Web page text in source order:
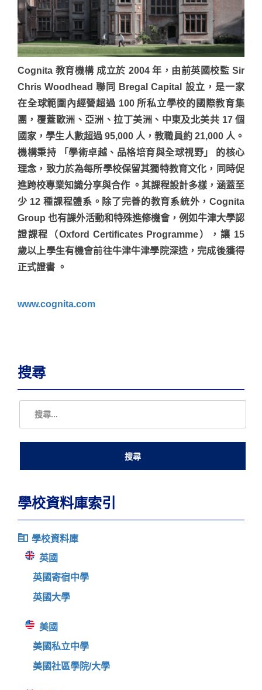
Cognita 教育機構 成立於 2004 年，由前英國校監 Sir
Chris Woodhead 聯同 Bregal Capital 設立，是一家
在全球範圍內經營超過 100 所私立學校的國際教育集
團，覆蓋歐洲、亞洲、拉丁美洲、中東及北美共 17 個
國家，學生人數超過 95,000 人，教職員約 21,000 人。
機構秉持 「學術卓越、品格培育與全球視野」 的核心
理念，致力於為每所學校保留其獨特教育文化，同時促
進跨校專業知識分享與合作 。其課程設計多樣，涵蓋至
少 12 種課程體系。除了完善的教育系統外，Cognita
Group 也有課外活動和特殊進修機會，例如牛津大學認
證課程（Oxford Certificates Programme），讓 15
歲以上學生有機會前往牛津牛津學院深造，完成後獲得
正式證書 。
www.cognita.com
搜尋
學校資料庫索引
學校資料庫
英國
英國寄宿中學
英國大學
美國
美國私立中學
美國社區學院/大學